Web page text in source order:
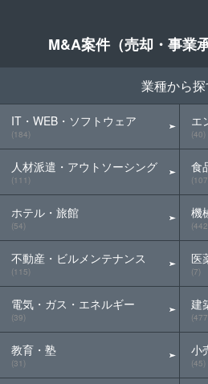
M&A案件（売却・事業
業種から
IT・WEB・ソフトウェア
(184)
人材派遣・アウトソーシング
(111)
ホテル・旅館
(54)
不動産・ビルメンテナンス
(115)
電気・ガス・エネルギー
(39)
教育・塾
(31)
エ
(40)
食
機
医
(7)
建
小
(45)